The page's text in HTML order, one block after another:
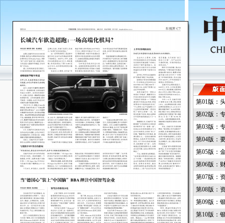
第01版：
第02版：
第03版：
第04版：
第05版：
第06版：
第07版：
第08版：
第09版：
第10版：